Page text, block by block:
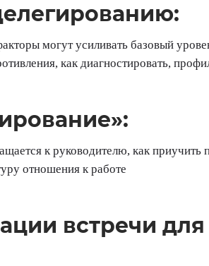
могут усиливать базовый
как диагностировать,
к руководителю, как
отношения к работе
встречи